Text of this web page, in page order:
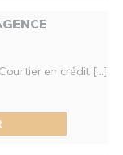
en crédit [...]